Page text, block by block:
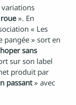
variations
». En
« Les
pangée » sort en
sans
sur son label
produit par
passant» avec